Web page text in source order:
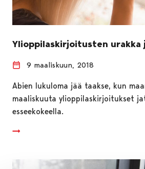
Ylioppilaskirjoitusten urakka
9 maaliskuun, 2018
Abien lukuloma jää taakse, kun
maaliskuuta ylioppilaskirjoitukset
esseekokeella.